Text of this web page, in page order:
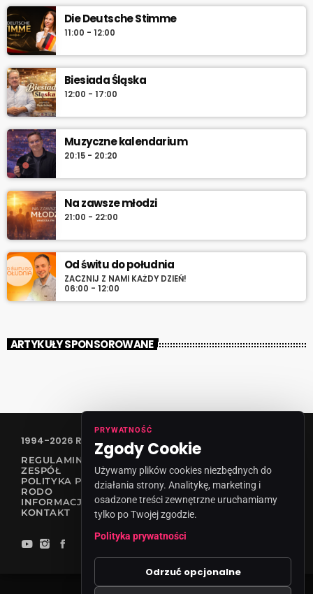
pon.–sob. 7:45 i 12:45, w niedzielę 7:45 + dłuższa wersja po
10:00. Włącz i sprawdź „co dziś gra historia”.
Die Deutsche Stimme
11:00 - 12:00
Biesiada Śląska
12:00 - 17:00
Muzyczne kalendarium
20:15 - 20:20
Na zawsze młodzi
21:00 - 22:00
Od świtu do południa
ZACZNIJ Z NAMI KAŻDY DZIEŃ!
06:00 - 12:00
ARTYKUŁY SPONSOROWANE
1994-2026 RADIO VANESSA SPÓŁKA Z O.O
REGULAMIN KONKURSÓW
ZESPÓŁ
POLITYKA PRYWATNOŚCI
RODO
INFORMACJA O NADAWCY
KONTAKT
PRYWATNOŚĆ
Zgody Cookie
Używamy plików cookies niezbędnych do
działania strony. Analitykę, marketing i
osadzone treści zewnętrzne uruchamiamy
tylko po Twojej zgodzie.
Polityka prywatności
Odrzuć opcjonalne